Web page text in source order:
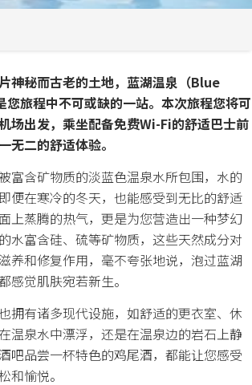
神秘而古老的土地，蓝湖温泉（Blue
旅程中不可或缺的一站。本次旅程您将可
场出发，乘坐配备免费Wi-Fi的舒适巴士前
无二的舒适体验。
富含矿物质的淡蓝色温泉水所包围，水的
便在寒冷的冬天，也能感受到无比的舒适
上蒸腾的热气，更是为您营造出一种梦幻
水富含硅、硫等矿物质，这些天然成分对
养和修复作用，毫不夸张地说，泡过蓝湖
感觉肌肤宛若新生。
拥有诸多现代设施，如舒适的更衣室、休
温泉水中漂浮，还是在温泉边的岩石上静
吧品尝一杯特色的鸡尾酒，都能让您感受
和愉悦。